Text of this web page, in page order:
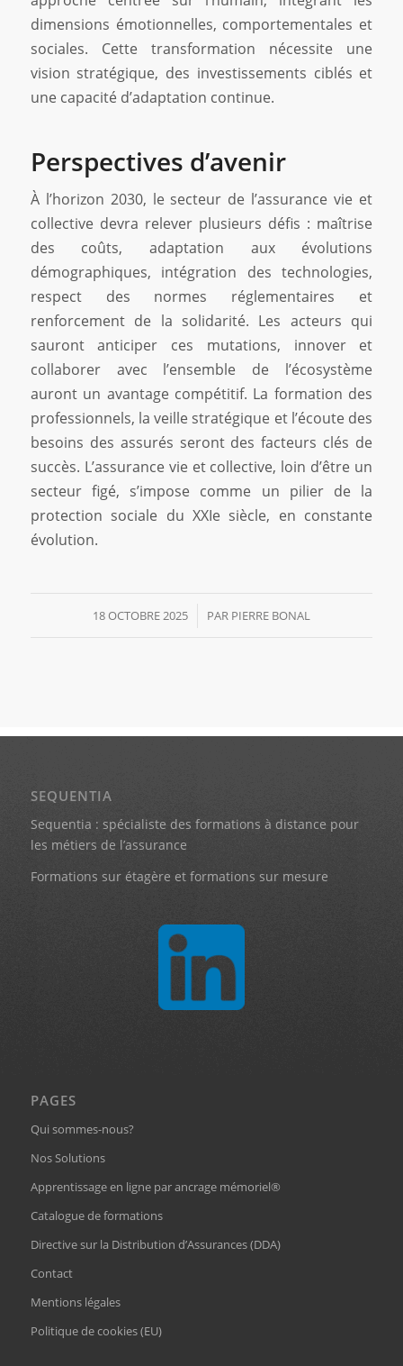
dimensions émotionnelles, comportementales et
sociales. Cette transformation nécessite une
vision stratégique, des investissements ciblés et
une capacité d’adaptation continue.
Perspectives d’avenir
À l’horizon 2030, le secteur de l’assurance vie et
collective devra relever plusieurs défis : maîtrise
des coûts, adaptation aux évolutions
démographiques, intégration des technologies,
respect des normes réglementaires et
renforcement de la solidarité. Les acteurs qui
sauront anticiper ces mutations, innover et
collaborer avec l’ensemble de l’écosystème
auront un avantage compétitif. La formation des
professionnels, la veille stratégique et l’écoute des
besoins des assurés seront des facteurs clés de
succès. L’assurance vie et collective, loin d’être un
secteur figé, s’impose comme un pilier de la
protection sociale du XXIe siècle, en constante
évolution.
18 OCTOBRE 2025
/ PAR PIERRE BONAL
SEQUENTIA
Sequentia : spécialiste des formations à distance pour
les métiers de l’assurance
Formations sur étagère et formations sur mesure
PAGES
Qui sommes-nous?
Nos Solutions
Apprentissage en ligne par ancrage mémoriel®
Catalogue de formations
Directive sur la Distribution d’Assurances (DDA)
Contact
Mentions légales
Politique de cookies (EU)